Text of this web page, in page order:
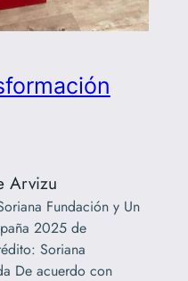
Arvizu
Fundación y Un
2025 de
Soriana
De acuerdo con